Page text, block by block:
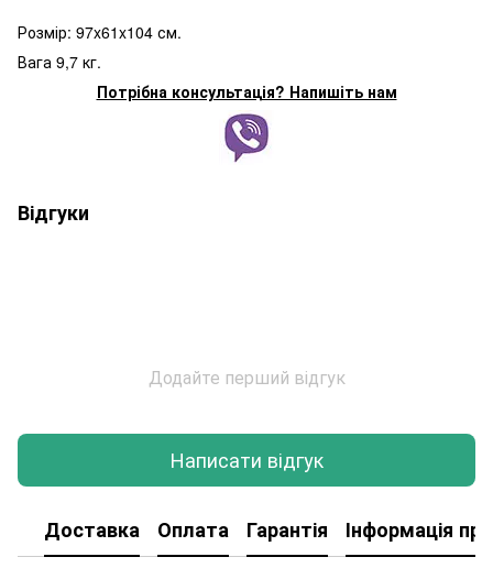
Розмір: 97x61x104 см.
Вага 9,7 кг.
Потрібна консультація? Напишіть нам
Відгуки
Додайте перший відгук
Написати відгук
Доставка Оплата Гарантія Інформація